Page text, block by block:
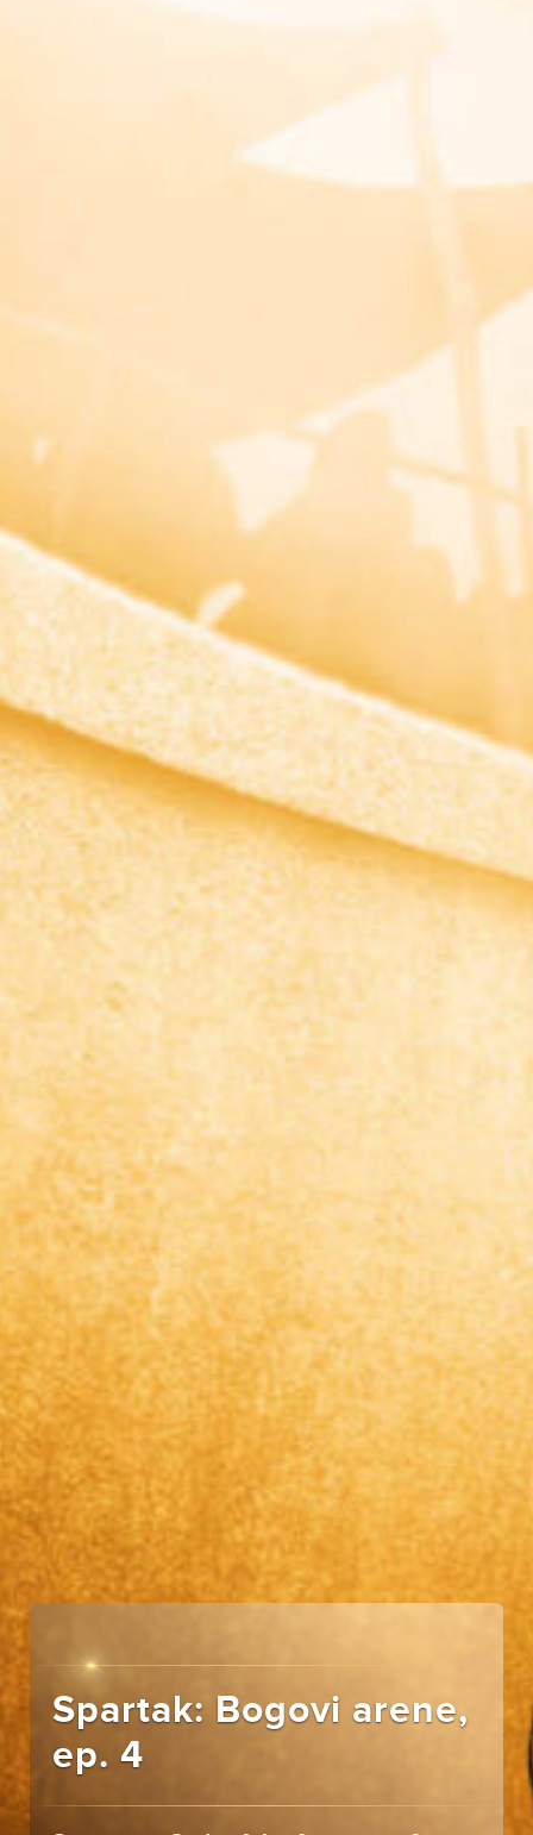
Spartak: Bogovi arene,
ep. 4